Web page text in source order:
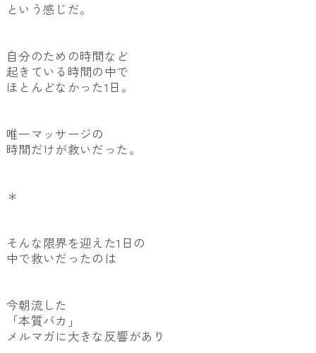
という感じだ。
自分のための時間など
起きている時間の中で
ほとんどなかった1日。
唯一マッサージの
時間だけが救いだった。
＊
そんな限界を迎えた1日の
中で救いだったのは
今朝流した
「本質バカ」
メルマガに大きな反響があり